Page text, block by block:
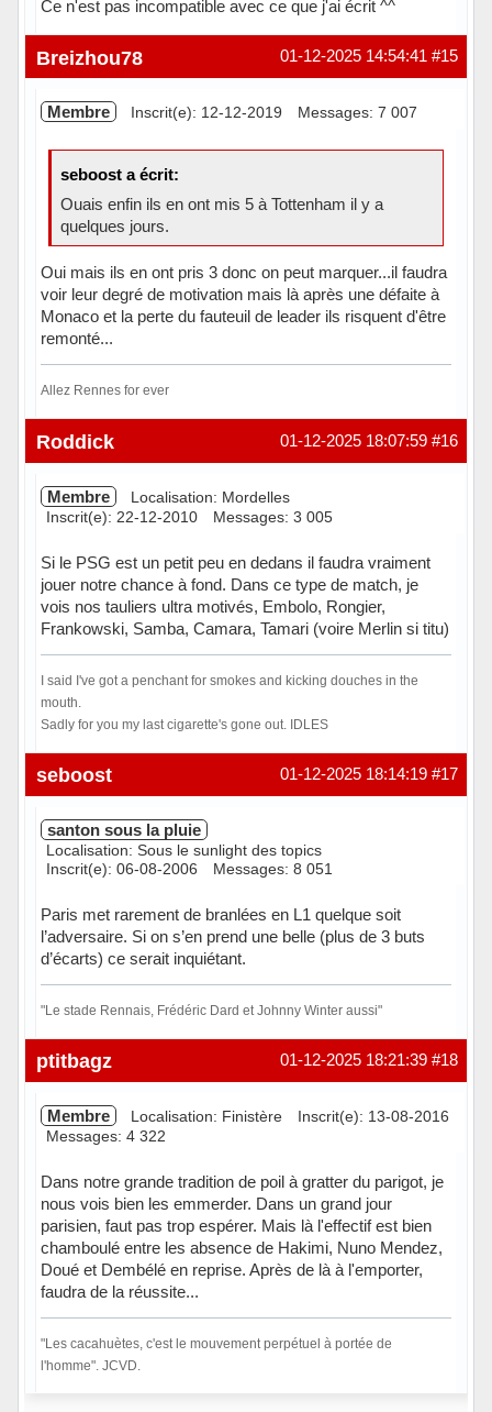
Ce n'est pas incompatible avec ce que j'ai écrit ^^
Hors ligne #15
01-12-2025 14:54:41
Breizhou78
Membre Inscrit(e): 12-12-2019 Messages: 7 007
seboost a écrit:
Ouais enfin ils en ont mis 5 à Tottenham il y a
quelques jours.
Oui mais ils en ont pris 3 donc on peut marquer...il faudra
voir leur degré de motivation mais là après une défaite à
Monaco et la perte du fauteuil de leader ils risquent d'être
remonté...
Allez Rennes for ever
Hors ligne #16
01-12-2025 18:07:59
Roddick
Membre
Localisation: Mordelles
Inscrit(e): 22-12-2010
Messages: 3 005
Si le PSG est un petit peu en dedans il faudra vraiment
jouer notre chance à fond. Dans ce type de match, je
vois nos tauliers ultra motivés, Embolo, Rongier,
Frankowski, Samba, Camara, Tamari (voire Merlin si titu)
I said I've got a penchant for smokes and kicking douches in the
mouth.
Sadly for you my last cigarette's gone out. IDLES
Hors ligne #17
01-12-2025 18:14:19
seboost
santon sous la pluie
Localisation: Sous le sunlight des topics
Inscrit(e): 06-08-2006
Messages: 8 051
Paris met rarement de branlées en L1 quelque soit
l’adversaire. Si on s’en prend une belle (plus de 3 buts
d’écarts) ce serait inquiétant.
"Le stade Rennais, Frédéric Dard et Johnny Winter aussi"
Hors ligne #18
01-12-2025 18:21:39
ptitbagz
Membre Localisation: Finistère
Inscrit(e): 13-08-2016
Messages: 4 322
Dans notre grande tradition de poil à gratter du parigot, je
nous vois bien les emmerder. Dans un grand jour
parisien, faut pas trop espérer. Mais là l'effectif est bien
chamboulé entre les absence de Hakimi, Nuno Mendez,
Doué et Dembélé en reprise. Après de là à l'emporter,
faudra de la réussite...
"Les cacahuètes, c'est le mouvement perpétuel à portée de
l'homme". JCVD.